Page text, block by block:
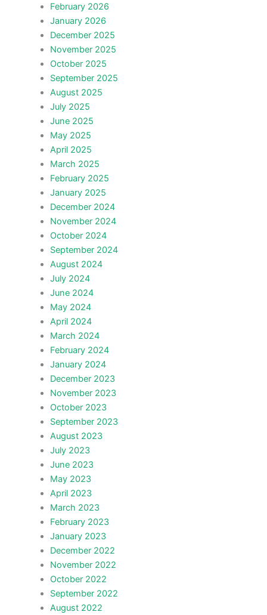
February 2026
January 2026
December 2025
November 2025
October 2025
September 2025
August 2025
July 2025
June 2025
May 2025
April 2025
March 2025
February 2025
January 2025
December 2024
November 2024
October 2024
September 2024
August 2024
July 2024
June 2024
May 2024
April 2024
March 2024
February 2024
January 2024
December 2023
November 2023
October 2023
September 2023
August 2023
July 2023
June 2023
May 2023
April 2023
March 2023
February 2023
January 2023
December 2022
November 2022
October 2022
September 2022
August 2022